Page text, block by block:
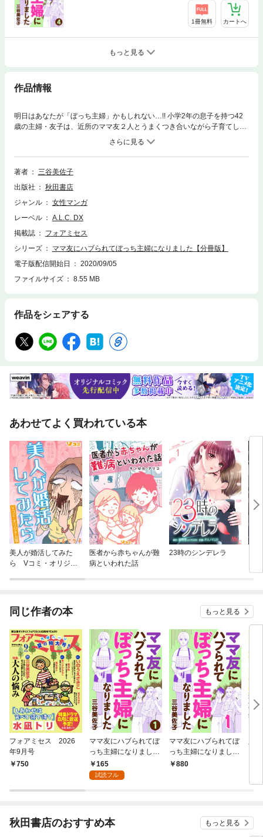
1冊無料 カートへ
もっと見る
作品情報
明日はあなたが「ぼっち主婦」かもしれない…!! 小学2年の息子を持つ42
歳の主婦・友子は、近所のママ友２人とうまくつき合いながら子育てして
きた。しかし新しく仲間になったリコに、ママ友ランチ会への軽い愚痴を
聞かれてしまい、大ごとにされてしまう。大事なママ友たちから無視さ
れ、仲間からハブられて「ぼっち主婦」へと転落していく友子…。ついに
友子の息子までクラスでハブられて…!?
著者
三谷美佐子
出版社
秋田書店
ジャンル
女性マンガ
レーベル
A.L.C. DX
掲載誌
フォアミセス
シリーズ
ママ友にハブられてぼっち主婦になりました【分冊版】
電子版配信開始日
2020/09/05
ファイルサイズ
8.55 MB
作品をシェアする
あわせてよく買われている本
美人が婚活してみた
ら Vコミ・オリジナ
医者から赤ちゃんが難
病といわれた話
23時のシンデレラ
け
同じ作者の本 もっと見る
フォアミセス 2026
年9月号
750
ママ友にハブられてぼ
っち主婦になりました
【分冊版】 1
165
試読フル
ママ友にハブられてぼ
っち主婦になりました
【電子単行本】 １
880
秋田書店のおすすめ本 もっと見る